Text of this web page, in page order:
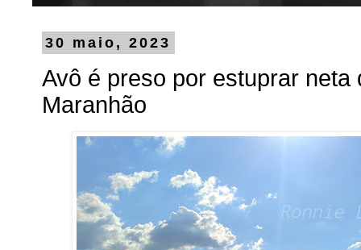
30 maio, 2023
Avô é preso por estuprar neta
Maranhão